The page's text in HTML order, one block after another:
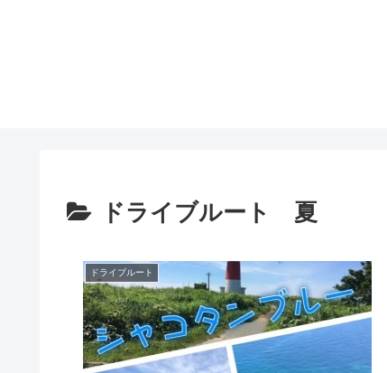
ドライブルート 夏
ドライブルート